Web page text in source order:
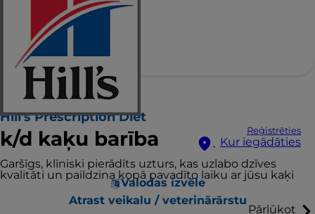
Reģistrēties
Kur iegādāties
Valodas izvēle
Pārlūkot
Hill's Prescription Diet
k/d kaķu barība
Garšīgs, klīniski pierādīts uzturs, kas uzlabo dzīves
kvalitāti un paildzina kopā pavadīto laiku ar jūsu kaķi
Atrast veikalu / veterinārārstu